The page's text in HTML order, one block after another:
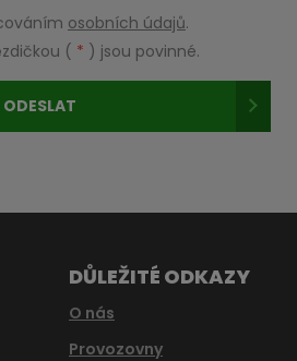
osobních údajů.
( * ) jsou povinné.
ODESLAT
DŮLEŽITÉ ODKAZY
O nás
Provozovny